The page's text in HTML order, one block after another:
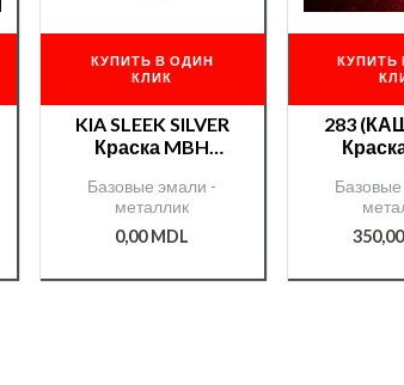
КУПИТЬ В ОДИН
КЛИК
KIA SLEEK SILVER
Краска MBH
7/
Базовые эмали -
металлик
0,00MDL
КУПИТЬ
283
350,00